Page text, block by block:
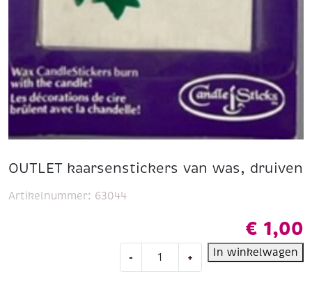
OUTLET kaarsenstickers van was, druiven
€ 1,00
-
kaarsenstickers
+ In winkelwagen
Artikelnummer: 63044